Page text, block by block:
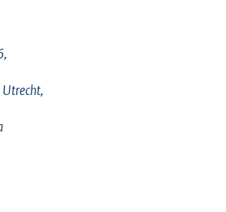
Utrecht,